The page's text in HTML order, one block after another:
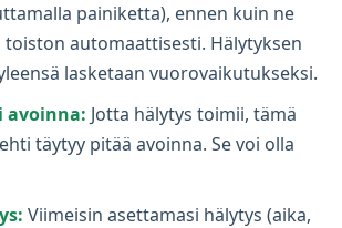
painiketta), ennen kuin ne
toiston automaattisesti. Hälytyksen
lasketaan vuorovaikutukseksi.
avoinna: Jotta hälytys toimii, tämä
täytyy pitää avoinna. Se voi olla
Viimeisin asettamasi hälytys (aika,